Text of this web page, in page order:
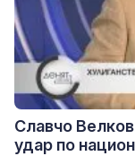
Славчо
удар по